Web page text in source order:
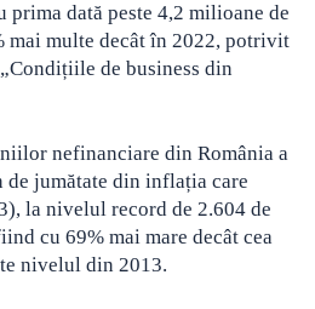
prima dată peste 4,2 milioane de
mai multe decât în 2022, potrivit
de business din
nefinanciare din România a
de jumătate din inflația care
la nivelul record de 2.604 de
cu 69% mai mare decât cea
nivelul din 2013.